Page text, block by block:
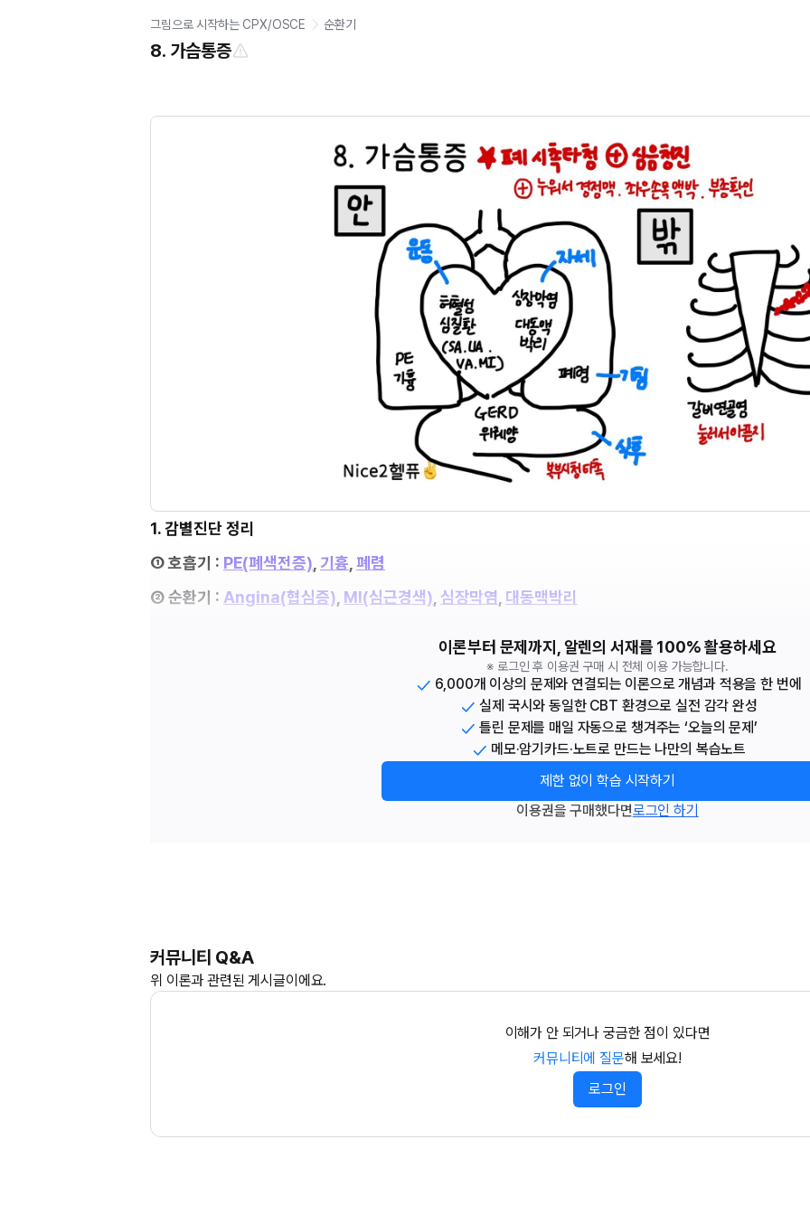
그림으로 시작하는 CPX/OSCE 순환기
8. 가슴통증
1. 감별진단 정리
① 호흡기 : PE(폐색전증) 기흉 폐렴
② 순환기 : Angina(협심증) MI(심근경색) 심장막염 대동맥박리
이론부터 문제까지, 알렌의 서재를 100% 활용하세요
※ 로그인 후 이용권 구매 시 전체 이용 가능합니다.
6,000개 이상의 문제와 연결되는 이론으로 개념과 적용을 한 번에
실제 국시와 동일한 CBT 환경으로 실전 감각 완성
틀린 문제를 매일 자동으로 챙겨주는 ‘오늘의 문제’
메모·암기카드·노트로 만드는 나만의 복습노트
제한 없이 학습 시작하기
이용권을 구매했다면로그인 하기
커뮤니티 Q&A
위 이론과 관련된 게시글이에요.
이해가 안 되거나 궁금한 점이 있다면
커뮤니티에 질문해 보세요!
로그인